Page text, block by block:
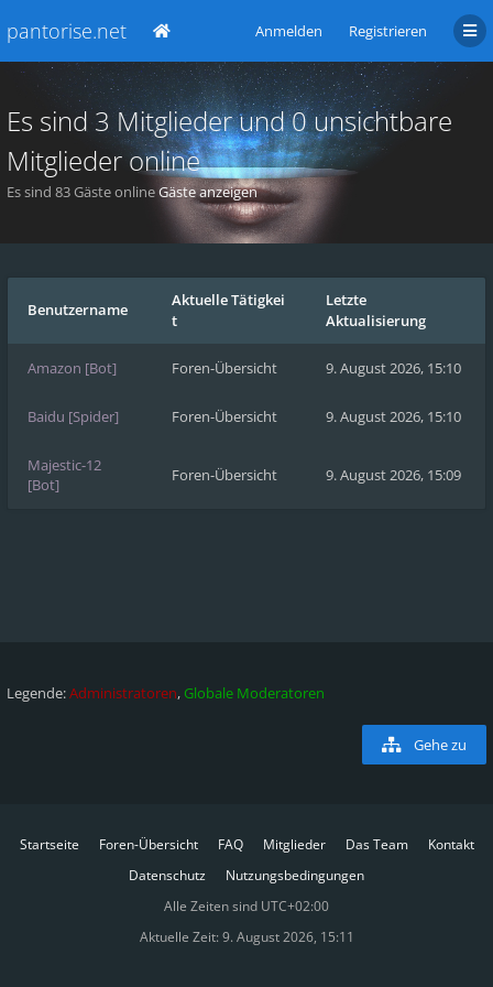
pantorise.net Anmelden Registrieren
Es sind 3 Mitglieder und 0 unsichtbare
Mitglieder online
Es sind 83 Gäste onlineGäste anzeigen
Benutzername
Aktuelle Tätigkei
t
Letzte
Aktualisierung
Amazon [Bot] Foren-Übersicht 9. August 2026, 15:10
Baidu [Spider] Foren-Übersicht 9. August 2026, 15:10
Majestic-12
[Bot]
Foren-Übersicht 9. August 2026, 15:09
Legende:Administratoren, Globale Moderatoren
Gehe zu
Startseite Foren-Übersicht FAQ Mitglieder Das Team
Kontakt
Datenschutz
Nutzungsbedingungen
Alle Zeiten sind UTC+02:00
Aktuelle Zeit: 9. August 2026, 15:11